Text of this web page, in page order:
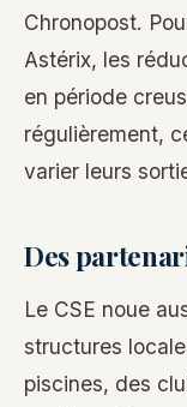
Chronopost.
Astérix, les
en période
régulièrement,
varier leurs
Des
Le CSE noue
structures
piscines, des